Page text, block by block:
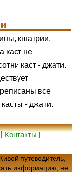
кшатрии,
каст не
каст - джати.
все
- джати.
Контакты|
путеводитель,
информацию, не